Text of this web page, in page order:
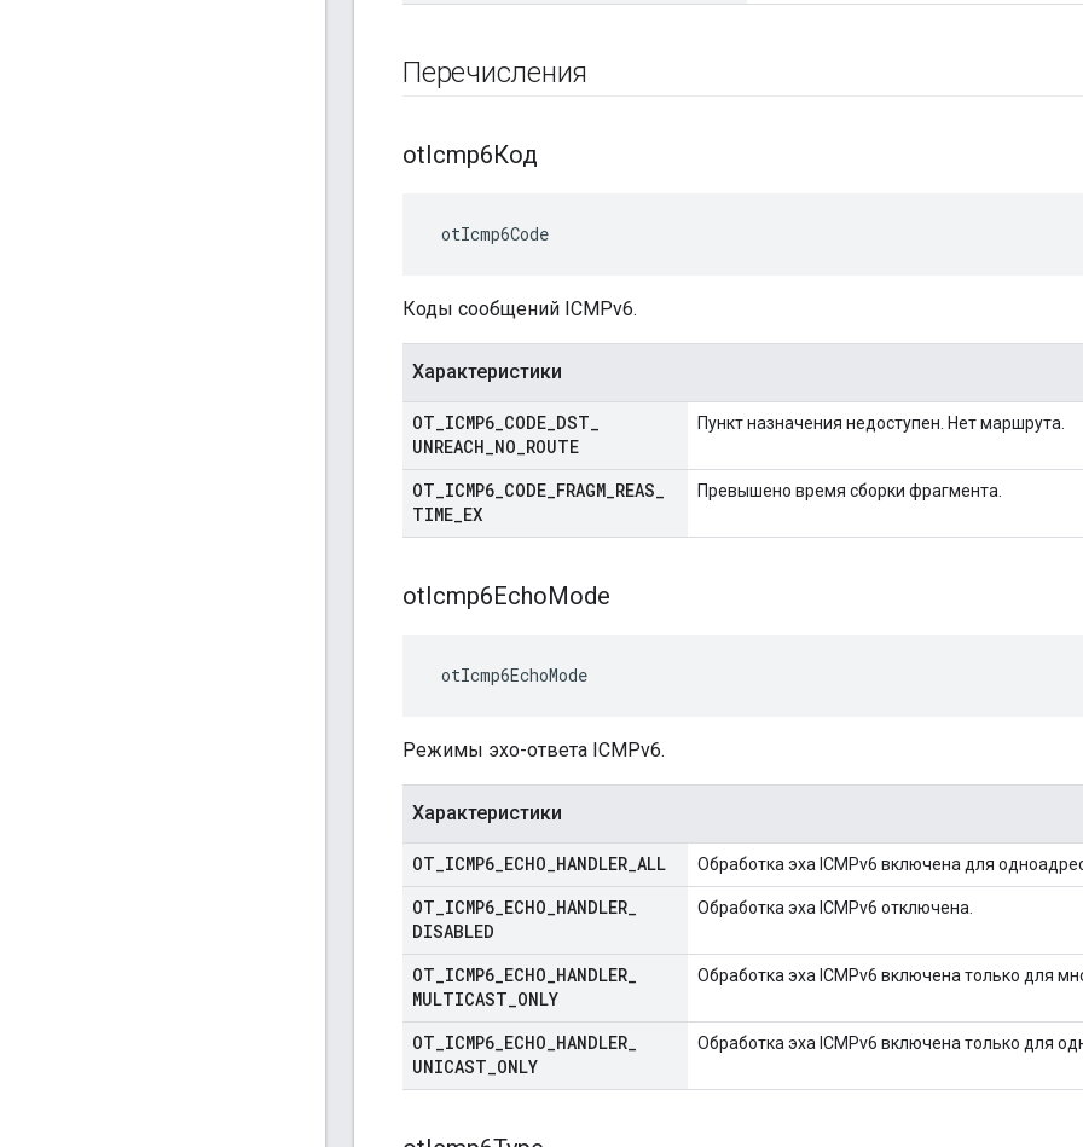
Перечисления
otIcmp6Код
otIcmp6Code
Коды сообщений ICMPv6.
Характеристики
OT ICMP6 CODE DST
UNREACH NO ROUTE
Пункт назначения недоступен. Нет маршрута.
OT ICMP6 CODE FRAGM REAS
TIME EX
Превышено время сборки фрагмента.
otIcmp6EchoMode
otIcmp6EchoMode
Режимы эхо-ответа ICMPv6.
Характеристики
OT ICMP6 ECHO HANDLER ALL Обработка эха ICMPv6 включена для
OT ICMP6 ECHO HANDLER
DISABLED
Обработка эха ICMPv6 отключена.
OT ICMP6 ECHO HANDLER
MULTICAST ONLY
Обработка эха ICMPv6 включена только для
OT ICMP6 ECHO HANDLER
UNICAST ONLY
Обработка эха ICMPv6 включена только для